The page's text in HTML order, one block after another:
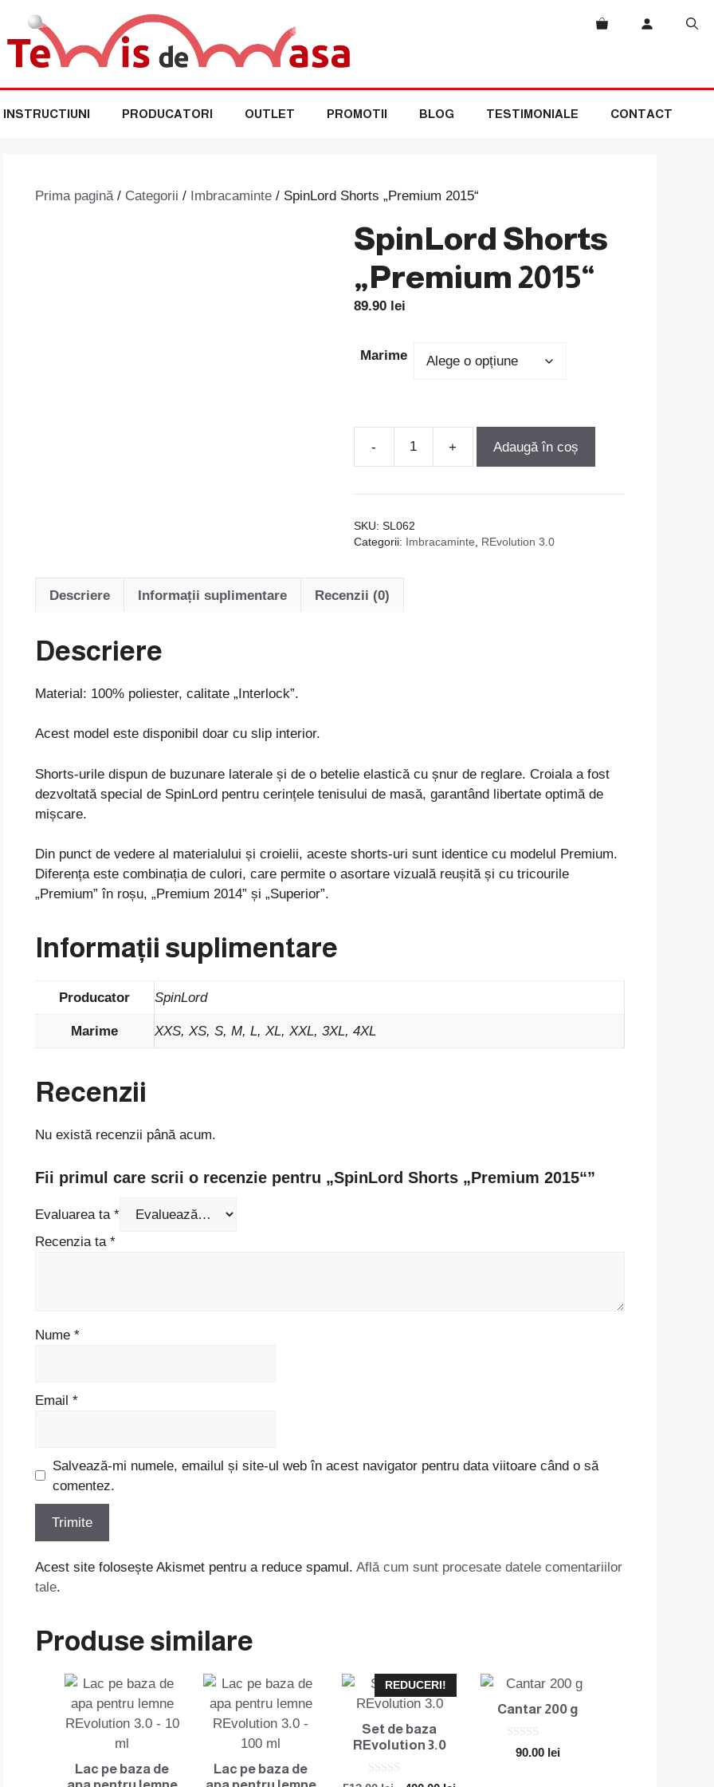
INSTRUCTIUNI PRODUCATORI OUTLET PROMOTII BLOG TESTIMONIALE CONTACT
Prima pagină / Categorii / Imbracaminte / SpinLord Shorts „Premium 2015“
SpinLord Shorts
„Premium 2015“
89.90 lei
Marime
Shorts
2015“
Adaugă în coș
SKU: SL062
Categorii:
Imbracaminte, REvolution 3.0
Descriere Informații suplimentare Recenzii (0)
Descriere
Material: 100% poliester, calitate „Interlock”.
Acest model este disponibil doar cu slip interior.
Shorts-urile dispun de buzunare laterale și de o betelie elastică cu șnur de reglare. Croiala a fost
dezvoltată special de SpinLord pentru cerințele tenisului de masă, garantând libertate optimă de
mișcare.
Din punct de vedere al materialului și croielii, aceste shorts-uri sunt identice cu modelul Premium.
Diferența este combinația de culori, care permite o asortare vizuală reușită și cu tricourile
„Premium” în roșu, „Premium 2014” și „Superior”.
Informații suplimentare
Producator SpinLord
Marime XXS, XS, S, M, L, XL, XXL, 3XL, 4XL
Recenzii
Nu există recenzii până acum.
Fii primul care scrii o recenzie pentru „SpinLord Shorts „Premium 2015“”
Evaluarea ta *
Recenzia ta *
Nume *
Email *
Salvează-mi numele, emailul și site-ul web în acest navigator pentru data viitoare când o să
comentez.
Acest site folosește Akismet pentru a reduce spamul. Află cum sunt procesate datele comentariilor
tale.
Produse similare
Lac pe baza de
Lac pe baza de
REDUCERI!
Set de baza
REvolution 3.0
0
Cantar 200 g
90.00 lei